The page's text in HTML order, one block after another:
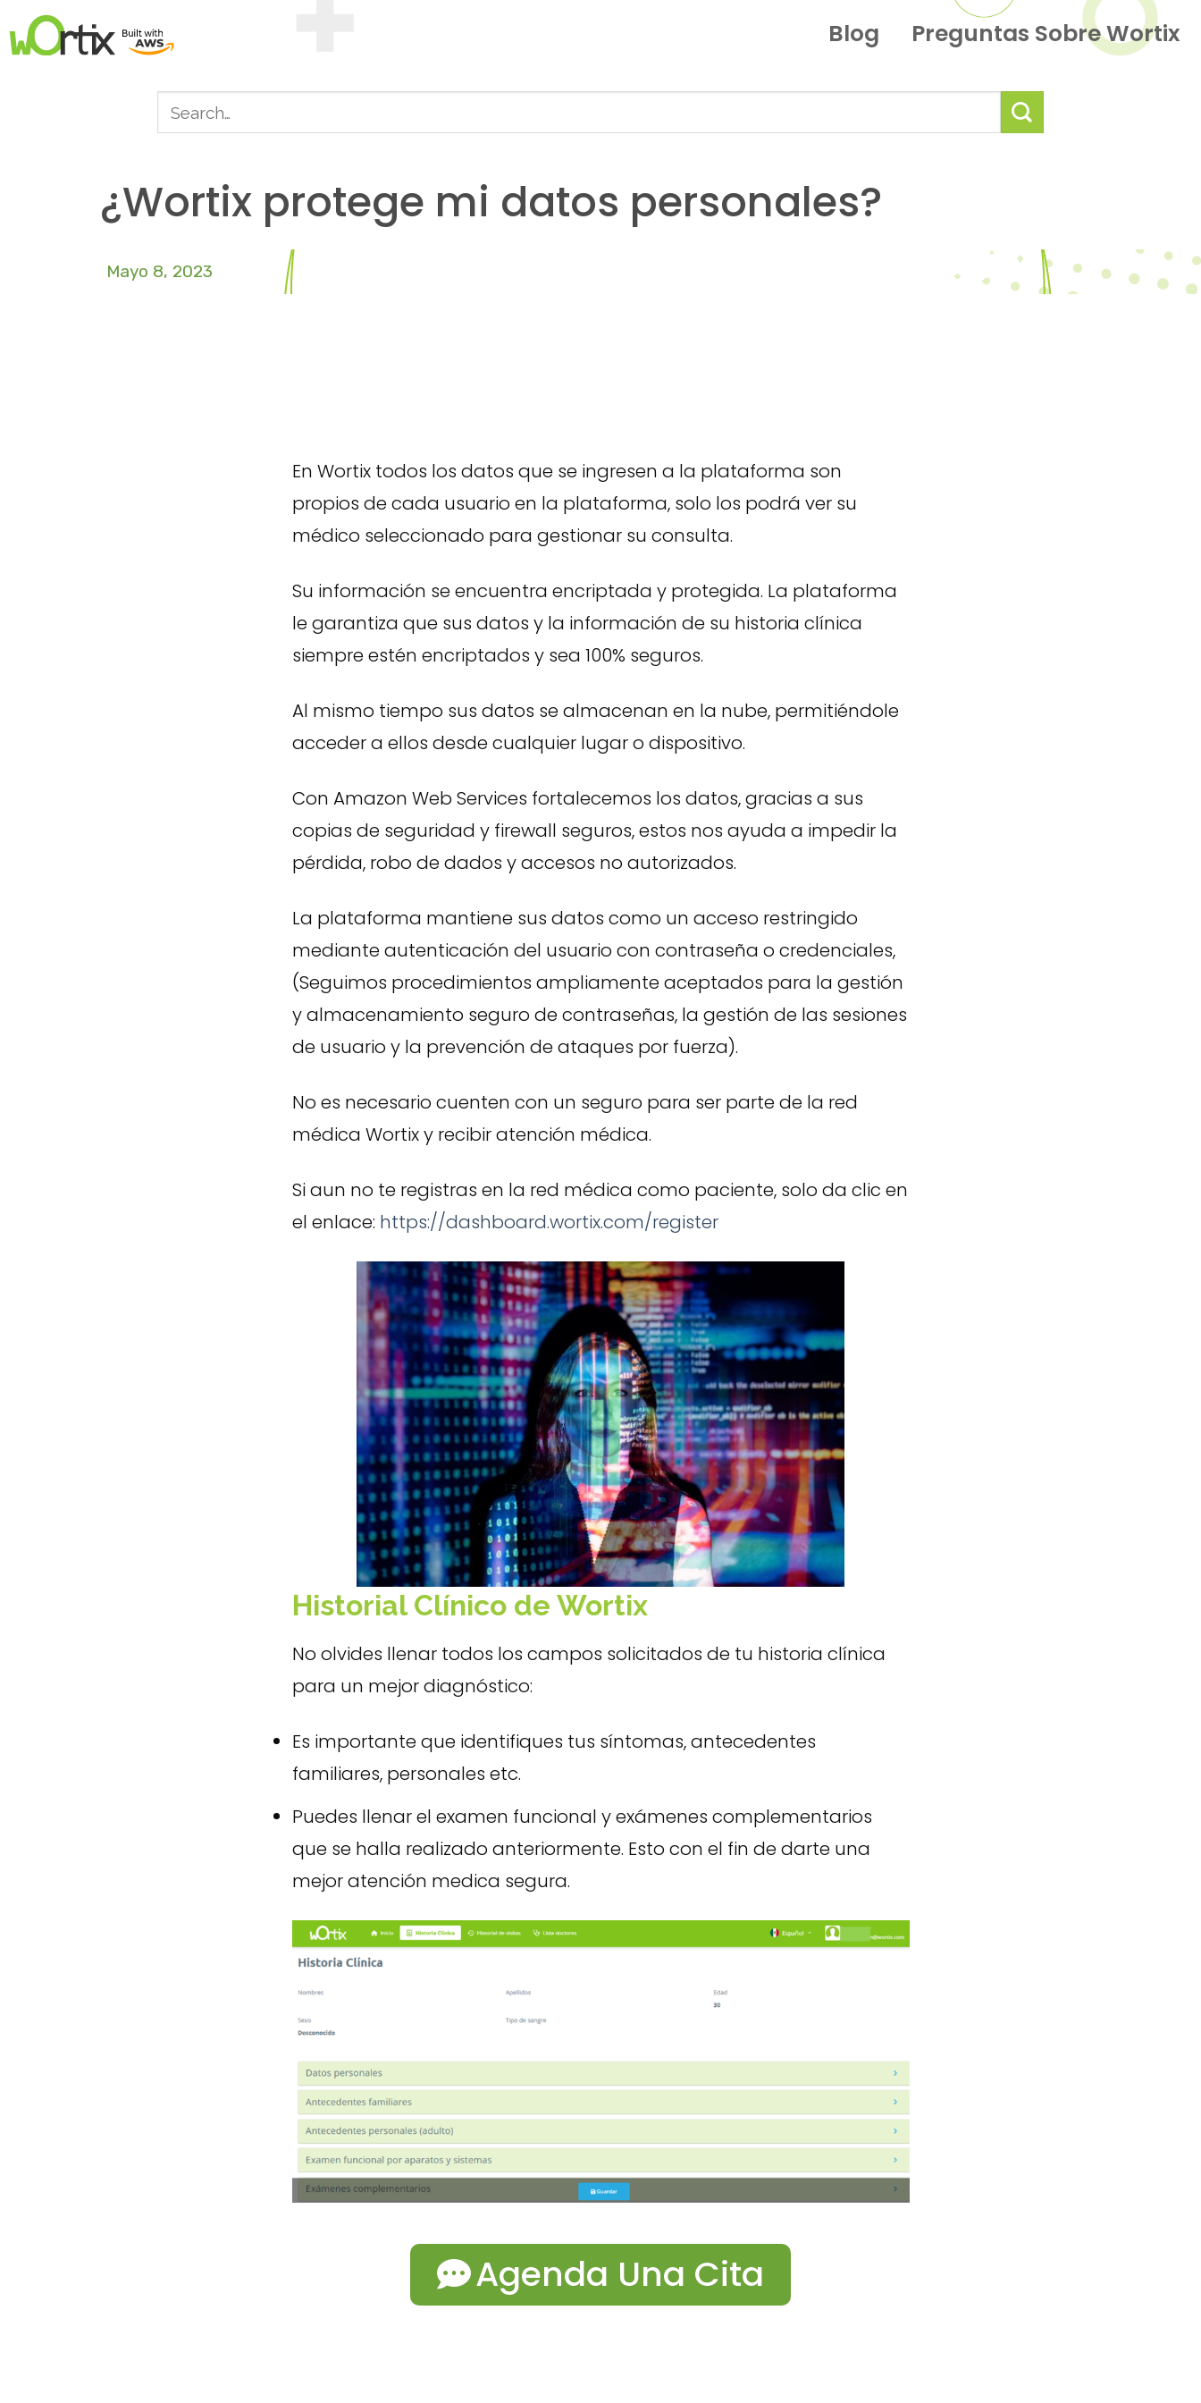
Blog Preguntas Sobre Wortix
¿Wortix protege mi datos personales?
Mayo 8, 2023
En Wortix todos los datos que se ingresen a la plataforma son
propios de cada usuario en la plataforma, solo los podrá ver su
médico seleccionado para gestionar su consulta.
Su información se encuentra encriptada y protegida. La plataforma
le garantiza que sus datos y la información de su historia clínica
siempre estén encriptados y sea 100% seguros.
Al mismo tiempo sus datos se almacenan en la nube, permitiéndole
acceder a ellos desde cualquier lugar o dispositivo.
Con Amazon Web Services fortalecemos los datos, gracias a sus
copias de seguridad y firewall seguros, estos nos ayuda a impedir la
pérdida, robo de dados y accesos no autorizados.
La plataforma mantiene sus datos como un acceso restringido
mediante autenticación del usuario con contraseña o credenciales,
(Seguimos procedimientos ampliamente aceptados para la gestión
y almacenamiento seguro de contraseñas, la gestión de las sesiones
de usuario y la prevención de ataques por fuerza).
No es necesario cuenten con un seguro para ser parte de la red
médica Wortix y recibir atención médica.
Si aun no te registras en la red médica como paciente, solo da clic en
el enlace: https://dashboard.wortix.com/register
Historial Clínico de Wortix
No olvides llenar todos los campos solicitados de tu historia clínica
para un mejor diagnóstico:
Es importante que identifiques tus síntomas, antecedentes
familiares, personales etc.
Puedes llenar el examen funcional y exámenes complementarios
que se halla realizado anteriormente. Esto con el fin de darte una
mejor atención medica segura.
Agenda Una Cita